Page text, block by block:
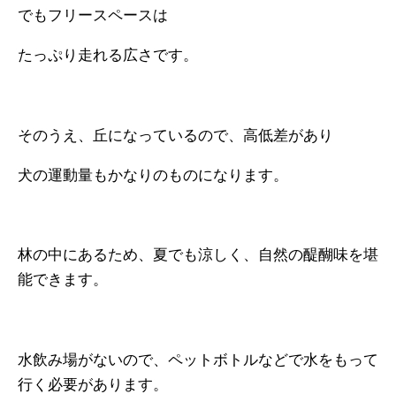
でもフリースペースは
たっぷり走れる広さです。
そのうえ、丘になっているので、高低差があり
犬の運動量もかなりのものになります。
林の中にあるため、夏でも涼しく、自然の醍醐味を堪
能できます。
水飲み場がないので、ペットボトルなどで水をもって
行く必要があります。